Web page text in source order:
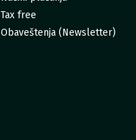
Tax free
Obaveštenja (Newsletter)